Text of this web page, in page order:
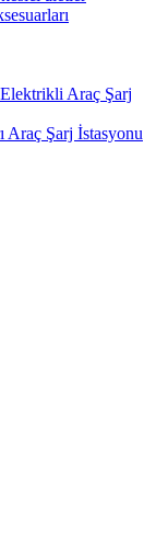
Elektrikli Araç Şarj
Araç Şarj İstasyonu